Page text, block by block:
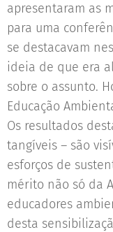
apresentaram as
para uma
se destacavam
ideia de que era
sobre o assunto.
Educação
Os resultados
tangíveis – são
esforços de
mérito não só da
educadores
desta